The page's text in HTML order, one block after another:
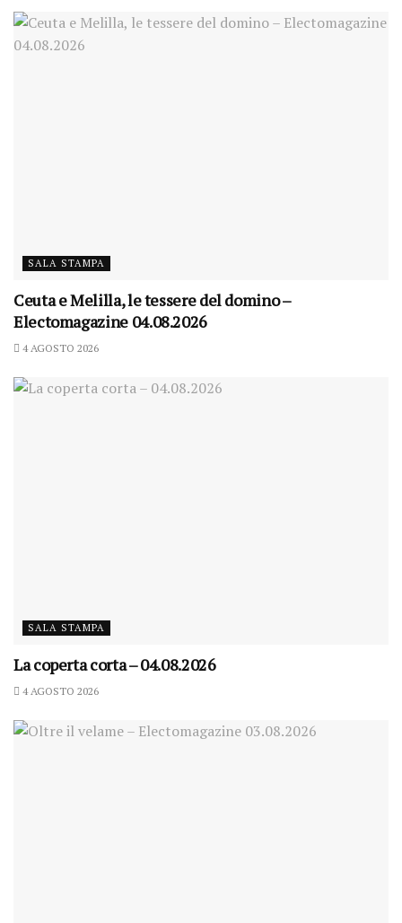
SALA STAMPA
Ceuta e Melilla, le tessere del domino –
Electomagazine 04.08.2026
4 AGOSTO 2026
SALA STAMPA
La coperta corta – 04.08.2026
4 AGOSTO 2026